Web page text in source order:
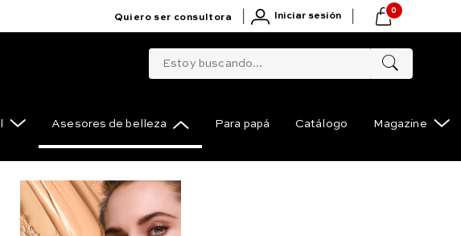
Quiero ser consultora Iniciar sesión
0
Estoy buscando...
Asesores de belleza Para papá Catálogo Magazine
Experté Acondicionador